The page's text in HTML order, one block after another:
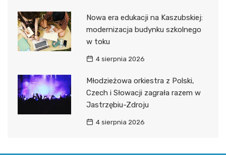
Nowa era edukacji na Kaszubskiej:
modernizacja budynku szkolnego
w toku
4 sierpnia 2026
Młodzieżowa orkiestra z Polski,
Czech i Słowacji zagrała razem w
Jastrzębiu-Zdroju
4 sierpnia 2026